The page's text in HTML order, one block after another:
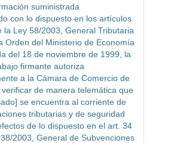
suministrada
con lo dispuesto en los artículos
la Ley 58/2003, General Tributaria
Orden del Ministerio de Economía
del 18 de noviembre de 1999, la
firmante autoriza
a la Cámara de Comercio de
verificar de manera telemática que
se encuentra al corriente de
tributarias y de seguridad
de lo dispuesto en el art. 34
2003, General de Subvenciones